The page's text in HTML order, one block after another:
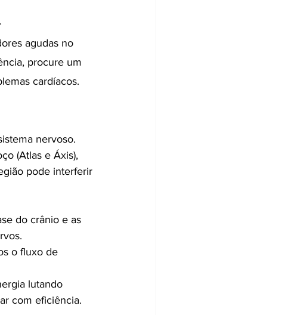
agudas no
procure um
cardíacos.
nervoso.
(Atlas e Áxis),
pode interferir
do crânio e as
o fluxo de
lutando
com eficiência.